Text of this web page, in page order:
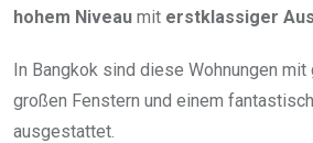
hohem Niveau mit erstklassiger
In Bangkok sind diese Wohnungen mit
großen Fenstern und einem
ausgestattet.